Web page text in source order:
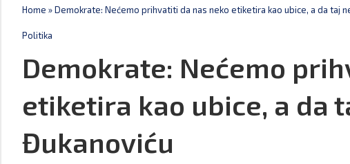
Home »Demokrate: Nećemo prihvatiti da nas neko etiketira kao ubice, a da taj
Politika
Demokrate: Nećemo
etiketira kao ubice, a da
Đukanoviću